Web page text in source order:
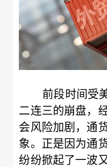
前段时间受
二连三的崩盘，
会风险加剧，通
象。正是因为通
纷纷掀起了一波